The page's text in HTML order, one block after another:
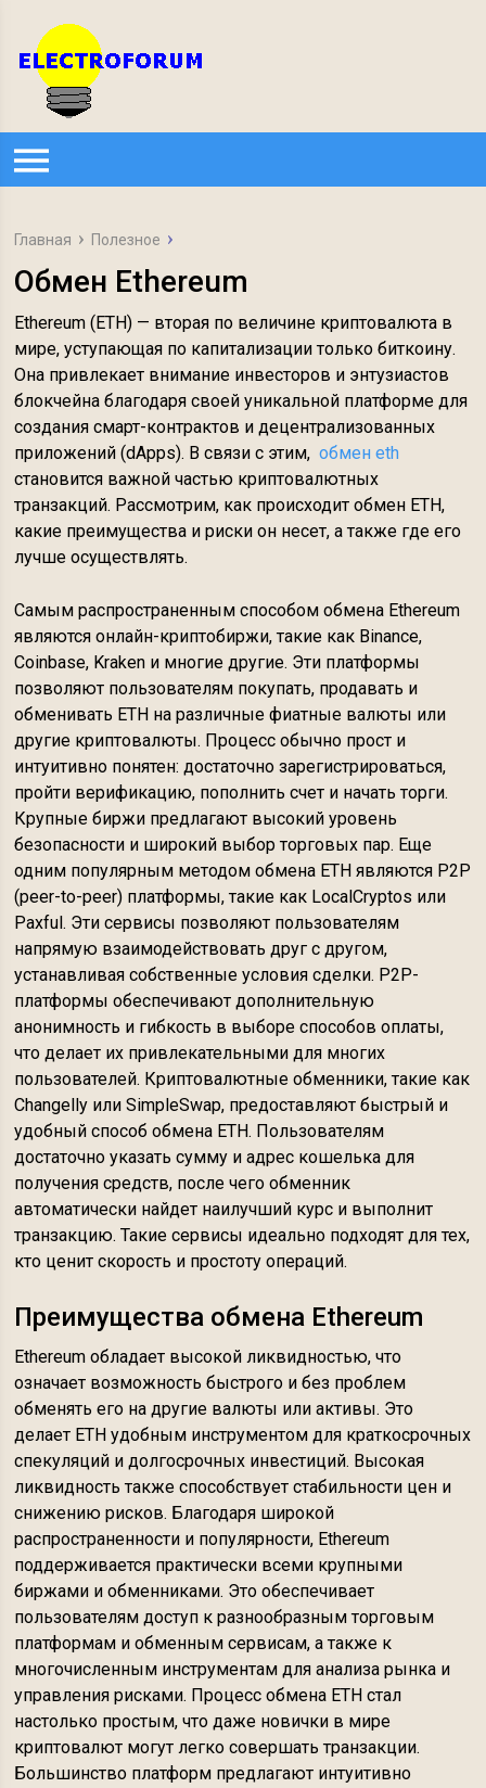
Главная Полезное
Обмен Ethereum
Ethereum (ETH) — вторая по величине криптовалюта в
мире, уступающая по капитализации только биткоину.
Она привлекает внимание инвесторов и энтузиастов
блокчейна благодаря своей уникальной платформе для
создания смарт-контрактов и децентрализованных
приложений (dApps). В связи с этим,обмен eth
становится важной частью криптовалютных
транзакций. Рассмотрим, как происходит обмен ETH,
какие преимущества и риски он несет, а также где его
лучше осуществлять.
Самым распространенным способом обмена Ethereum
являются онлайн-криптобиржи, такие как Binance,
Coinbase, Kraken и многие другие. Эти платформы
позволяют пользователям покупать, продавать и
обменивать ETH на различные фиатные валюты или
другие криптовалюты. Процесс обычно прост и
интуитивно понятен: достаточно зарегистрироваться,
пройти верификацию, пополнить счет и начать торги.
Крупные биржи предлагают высокий уровень
безопасности и широкий выбор торговых пар. Еще
одним популярным методом обмена ETH являются P2P
(peer-to-peer) платформы, такие как LocalCryptos или
Paxful. Эти сервисы позволяют пользователям
напрямую взаимодействовать друг с другом,
устанавливая собственные условия сделки. P2P-
платформы обеспечивают дополнительную
анонимность и гибкость в выборе способов оплаты,
что делает их привлекательными для многих
пользователей. Криптовалютные обменники, такие как
Changelly или SimpleSwap, предоставляют быстрый и
удобный способ обмена ETH. Пользователям
достаточно указать сумму и адрес кошелька для
получения средств, после чего обменник
автоматически найдет наилучший курс и выполнит
транзакцию. Такие сервисы идеально подходят для тех,
кто ценит скорость и простоту операций.
Преимущества обмена Ethereum
Ethereum обладает высокой ликвидностью, что
означает возможность быстрого и без проблем
обменять его на другие валюты или активы. Это
делает ETH удобным инструментом для краткосрочных
спекуляций и долгосрочных инвестиций. Высокая
ликвидность также способствует стабильности цен и
снижению рисков. Благодаря широкой
распространенности и популярности, Ethereum
поддерживается практически всеми крупными
биржами и обменниками. Это обеспечивает
пользователям доступ к разнообразным торговым
платформам и обменным сервисам, а также к
многочисленным инструментам для анализа рынка и
управления рисками. Процесс обмена ETH стал
настолько простым, что даже новички в мире
криптовалют могут легко совершать транзакции.
Большинство платформ предлагают интуитивно